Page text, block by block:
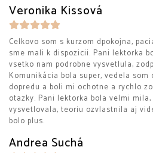
Veronika Kissová
Celkovo som s kurzom dpokojna,
sme mali k dispozicii. Pani lektorka
vsetko nam podrobne vysvetlula,
Komunikácia bola super, vedela
dopredu a boli mi ochotne a rychlo
otazky. Pani lektorka bola velmi
vysvetlovala, teoriu ozvlastnila aj
bolo plus.
Andrea Suchá